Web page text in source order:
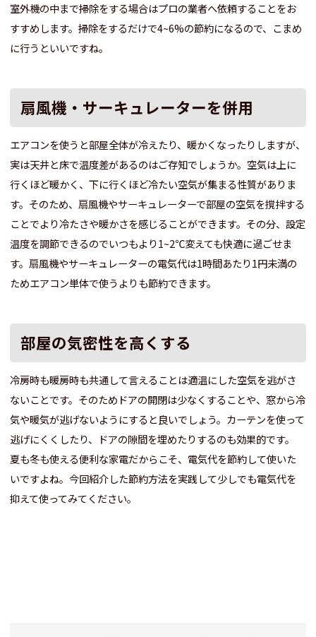
室外機の中まで掃除をする場合はプロの業者へ依頼することをお
すすめします。掃除をするだけで4~6%の節約になるので、こまめ
に行うといいですね。
扇風機・サーキュレーターを併用
エアコンを使うと部屋全体が冷えたり、暖かくなったりしますが、
実は天井と床で温度差があるのはご存知でしょうか。空気は上に
行くほど暖かく、下に行くほど冷たい空気が集まる性質がありま
す。そのため、扇風機やサーキュレーターで部屋の空気を撹拌する
ことでより冷たさや暖かさを感じることができます。その分、設定
温度を調節できるのでいつもより1~2℃変えても快適に過ごせま
す。扇風機やサーキュレーターの電気代は1時間あたり1円未満の
ためエアコン単体で使うよりも節約できます。
部屋の気密性を高くする
冷房時も暖房時も共通して言えることは適温にした空気を逃がさ
ないことです。そのためドアの開閉は少なくすることや、窓から冷
気や暖気が逃げないようにすると良いでしょう。カーテンを使って
逃げにくくしたり、ドアの隙間を埋めたりするのも効果的です。
夏も冬も使える便利な家電だからこそ、電気代を節約して使いた
いですよね。今回紹介した節約方法を実践して少しでも電気代を
抑えて使ってみてください。